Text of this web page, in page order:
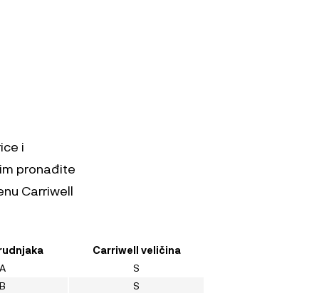
i
pronađite
Carriwell
Carriwell veličina
S
S